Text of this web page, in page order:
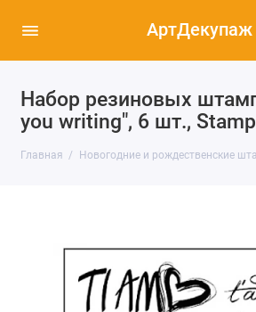
АртДекупаж
Набор резиновых
you writing", 6 шт.,
Главная Новогодние и рождественские